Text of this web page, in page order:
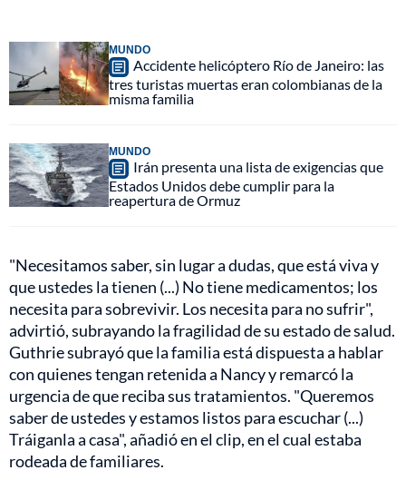
MUNDO
Accidente helicóptero Río de Janeiro: las
tres turistas muertas eran colombianas de la
misma familia
MUNDO
Irán presenta una lista de exigencias que
Estados Unidos debe cumplir para la
reapertura de Ormuz
"Necesitamos saber, sin lugar a dudas, que está viva y
que ustedes la tienen (...) No tiene medicamentos; los
necesita para sobrevivir. Los necesita para no sufrir",
advirtió, subrayando la fragilidad de su estado de salud.
Guthrie subrayó que la familia está dispuesta a hablar
con quienes tengan retenida a Nancy y remarcó la
urgencia de que reciba sus tratamientos. "Queremos
saber de ustedes y estamos listos para escuchar (...)
Tráiganla a casa", añadió en el clip, en el cual estaba
rodeada de familiares.